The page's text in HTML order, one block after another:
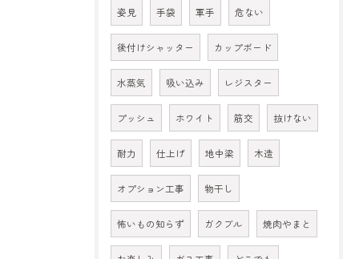
姿見 手袋 軍手 危ない
後付けシャッター カップボード
水蒸気 吸い込み レジスター
プッシュ ホワイト 筋交 抜けない
耐力 仕上げ 地中梁 木造
オプション工事 物干し
怖いもの知らず ガクブル 焼肉やまと